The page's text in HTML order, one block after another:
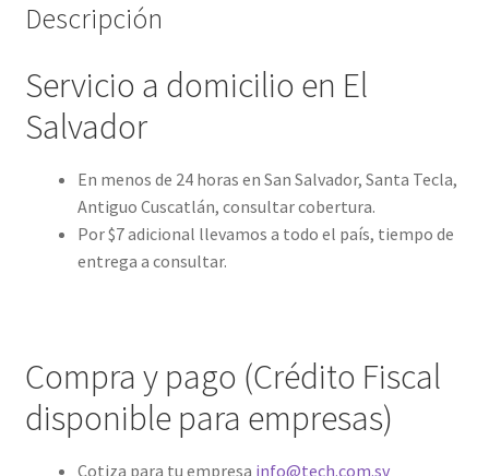
Descripción
Servicio a domicilio en El
Salvador
En menos de 24 horas en San Salvador, Santa Tecla,
Antiguo Cuscatlán, consultar cobertura.
Por $7 adicional llevamos a todo el país, tiempo de
entrega a consultar.
Compra y pago (Crédito Fiscal
disponible para empresas)
Cotiza para tu empresa info@tech.com.sv